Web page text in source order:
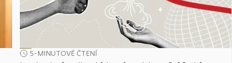
5-MINUTOVÉ ČTENÍ